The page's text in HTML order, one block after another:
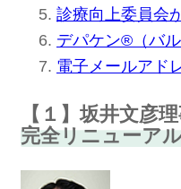
国際頭痛分類
医師・医療従事者の方へ
会員専用コンテンツ
研修医・医学生へ
国際頭痛学会入会案内
診療向上委員会
デパケン®（バ
電子メールアド
【１】坂井文彦
完全リニューア